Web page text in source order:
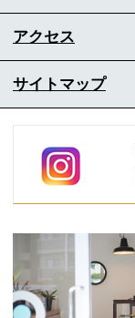
アクセス
サイトマップ